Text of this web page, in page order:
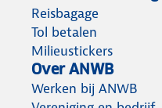
Reisbagage
Tol betalen
Milieustickers
Over ANWB
Werken bij ANWB